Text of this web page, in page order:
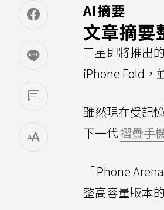
AI摘要
文章摘要
三星即將推出
iPhone Fold，
雖然現在受記
下一代摺疊手
「Phone Arena
整高容量版本的